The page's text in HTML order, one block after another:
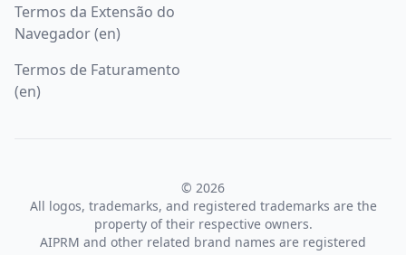
Termos da Extensão do
Navegador (en)
Termos de Faturamento
(en)
© 2026
All logos, trademarks, and registered trademarks are the
property of their respective owners.
AIPRM and other related brand names are registered